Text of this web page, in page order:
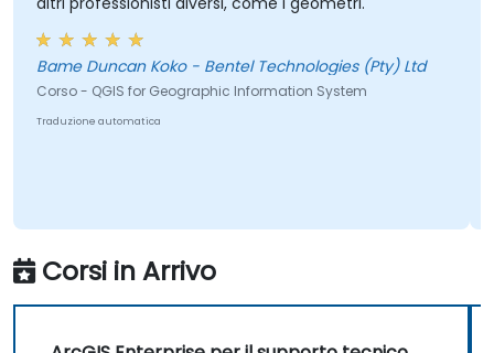
Bame Duncan Koko - Bentel Technologies (Pty) Ltd
Corso - QGIS for Geographic Information System
Traduzione automatica
Corsi in Arrivo